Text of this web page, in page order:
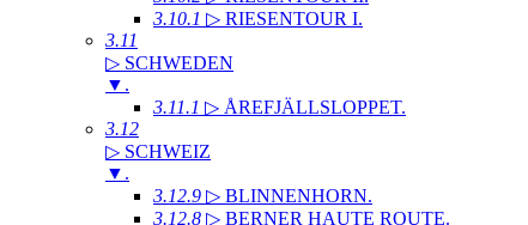
3.10.1 ▷ RIESENTOUR I.
3.11
▷ SCHWEDEN
▼ .
3.11.1 ▷ ÅREFJÄLLSLOPPET.
3.12
▷ SCHWEIZ
▼ .
3.12.9 ▷ BLINNENHORN.
3.12.8 ▷ BERNER HAUTE ROUTE.